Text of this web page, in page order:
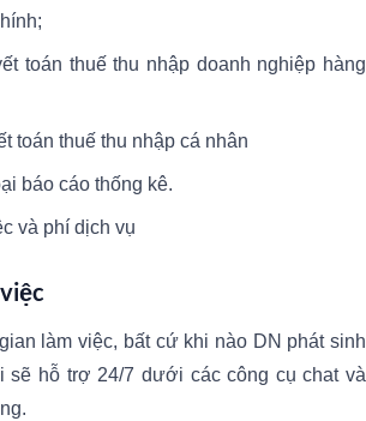
toán thuế thu nhập doanh nghiệp hàng
toán thuế thu nhập cá nhân
báo cáo thống kê.
và phí dịch vụ
làm việc, bất cứ khi nào DN phát sinh
sẽ hỗ trợ 24/7 dưới các công cụ chat và